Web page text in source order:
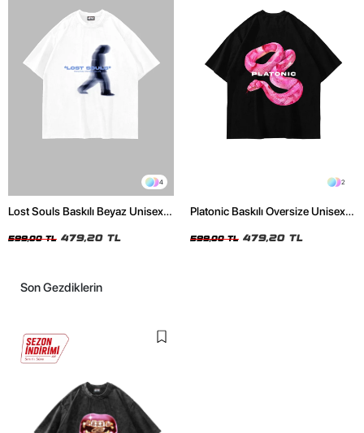
4
Lost Souls Baskılı Beyaz Unisex
599,00 TL 479,20 TL
2
Platonic Baskılı Oversize Unisex
599,00 TL 479,20 TL
Son Gezdiklerin